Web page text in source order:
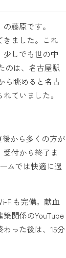
藤原です。
きました。これ
少しでも世の中
のは、名古屋駅
ら眺めると名古
ていました。
から多くの方が
付から終了ま
ムでは快適に過
Fiも完備。献血
関係のYouTube
った後は、15分